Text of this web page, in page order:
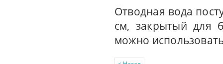
Отводная вода
см, закрытый для
можно